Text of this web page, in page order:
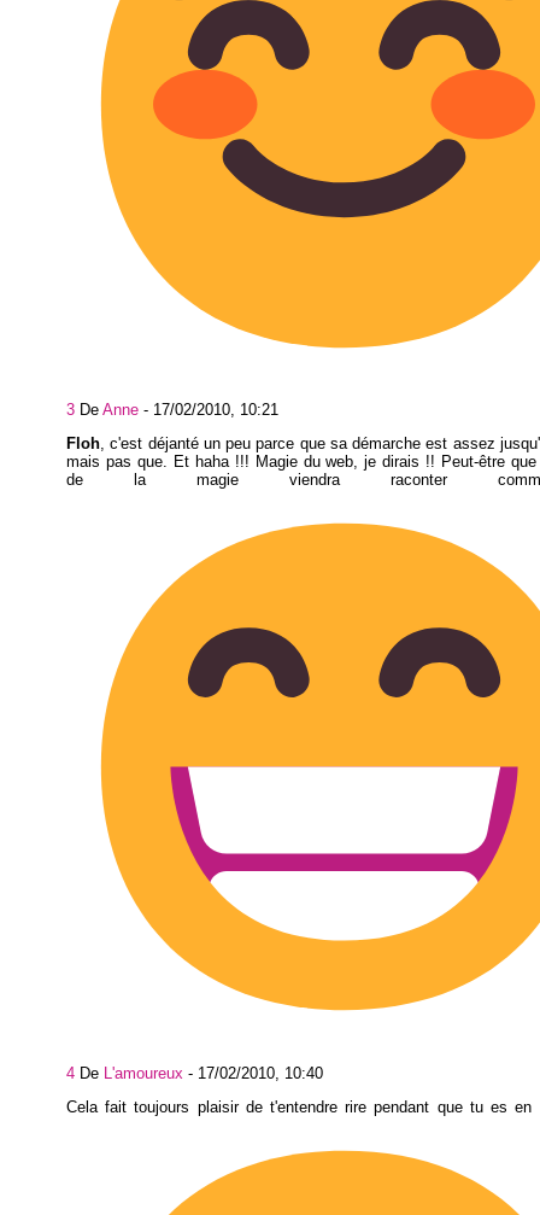
3 De Anne - 17/02/2010, 10:21
Floh, c'est déjanté un peu parce que sa démarche est assez
mais pas que. Et haha !!! Magie du web, je dirais !! Peut-être que
de la magie viendra raconter
4 De L'amoureux - 17/02/2010, 10:40
Cela fait toujours plaisir de t'entendre rire pendant que tu es en